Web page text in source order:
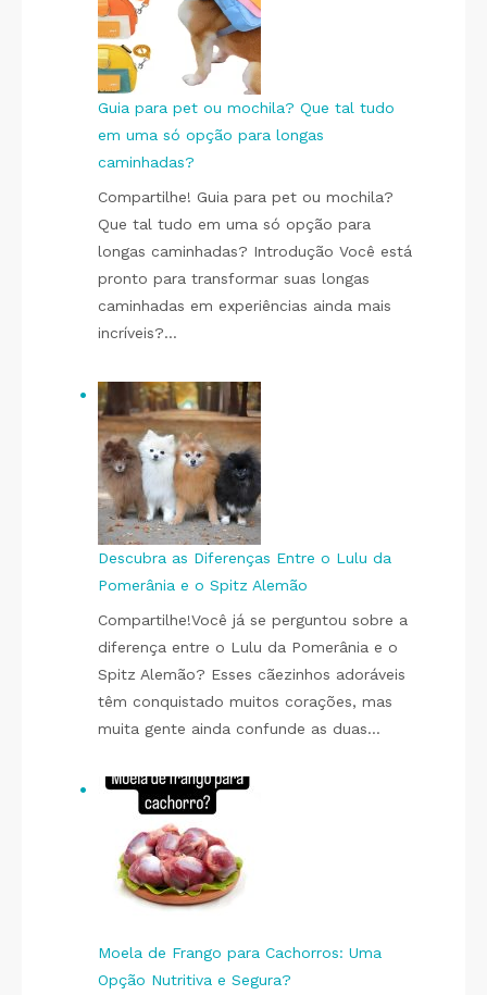
Guia para pet ou mochila? Que tal tudo
em uma só opção para longas
caminhadas?
Compartilhe! Guia para pet ou mochila?
Que tal tudo em uma só opção para
longas caminhadas? Introdução Você está
pronto para transformar suas longas
caminhadas em experiências ainda mais
incríveis?…
Descubra as Diferenças Entre o Lulu da
Pomerânia e o Spitz Alemão
Compartilhe!Você já se perguntou sobre a
diferença entre o Lulu da Pomerânia e o
Spitz Alemão? Esses cãezinhos adoráveis
têm conquistado muitos corações, mas
muita gente ainda confunde as duas…
Moela de Frango para Cachorros: Uma
Opção Nutritiva e Segura?